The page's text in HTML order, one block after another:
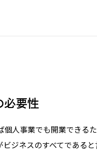
必要性
人事業でも開業できる
ジネスのすべてである